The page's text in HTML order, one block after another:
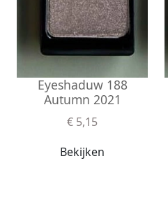
Eyeshaduw 188
Autumn 2021
€ 5,15
Bekijken